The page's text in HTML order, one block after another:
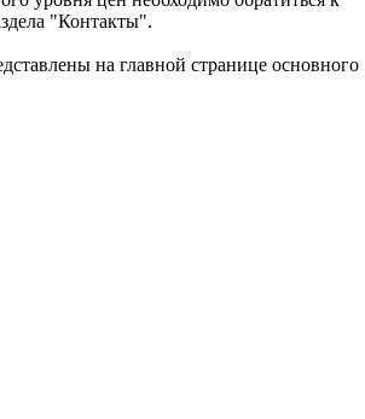
"Контакты".
на главной странице основного